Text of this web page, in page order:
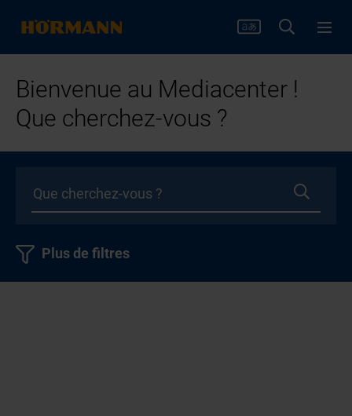
Bienvenue au Mediacenter !
Que cherchez-vous ?
Plus de filtres